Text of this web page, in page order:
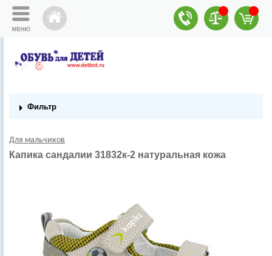
Фильтр
Для мальчиков
Капика сандалии 31832к-2 натуральная кожа